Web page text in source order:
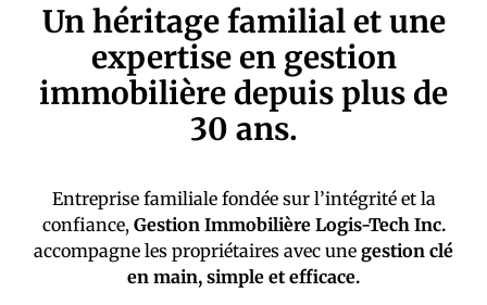
Un héritage familial et une
expertise en gestion
immobilière depuis plus de
30 ans.
Entreprise familiale fondée sur l’intégrité et la
confiance, Gestion Immobilière Logis-Tech Inc.
accompagne les propriétaires avec une gestion clé
en main, simple et efficace.